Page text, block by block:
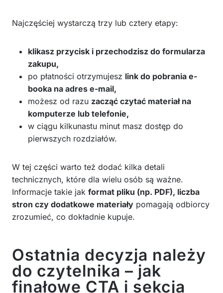
Najczęściej wystarczą trzy lub cztery etapy:
klikasz przycisk i przechodzisz do formularza
zakupu,
po płatności otrzymujesz link do pobrania e-
booka na adres e-mail,
możesz od razu zacząć czytać materiał na
komputerze lub telefonie,
w ciągu kilkunastu minut masz dostęp do
pierwszych rozdziałów.
W tej części warto też dodać kilka detali
technicznych, które dla wielu osób są ważne.
Informacje takie jak format pliku (np. PDF), liczba
stron czy dodatkowe materiały pomagają odbiorcy
zrozumieć, co dokładnie kupuje.
Ostatnia decyzja należy
do czytelnika – jak
finałowe CTA i sekcja